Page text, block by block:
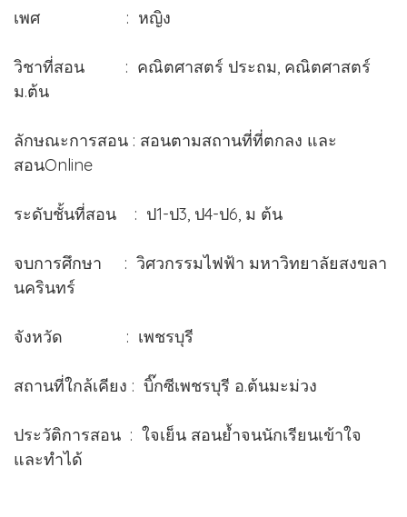
เพศ : หญิง
วิชาที่สอน : คณิตศาสตร์ ประถม, คณิตศาสตร์
ม.ต้น
ลักษณะการสอน : สอนตามสถานที่ที่ตกลง และ
สอนOnline
ระดับชั้นที่สอน : ป1-ป3, ป4-ป6, ม ต้น
จบการศึกษา : วิศวกรรมไฟฟ้า มหาวิทยาลัยสงขลา
นครินทร์
จังหวัด : เพชรบุรี
สถานที่ใกล้เคียง : บิ๊กซีเพชรบุรี อ.ต้นมะม่วง
ประวัติการสอน : ใจเย็น สอนย้ำจนนักเรียนเข้าใจ
และทำได้